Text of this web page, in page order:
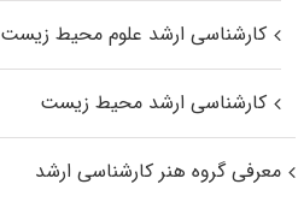
کارشناسی ارشد علوم محیط‌ زیست
کارشناسی ارشد محیط زیست
معرفی گروه هنر کارشناسی ارشد